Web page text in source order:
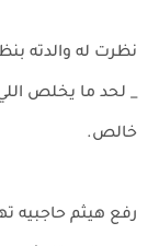
نظرت له والدته
_ لحد ما يخلص
خالص.
رفع هيثم حاجبيه